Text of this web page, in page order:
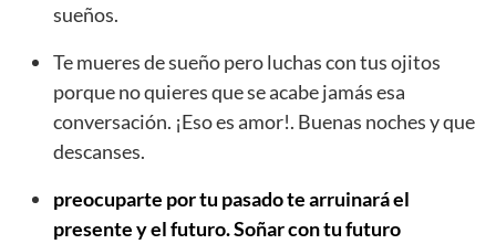
sueños.
Te mueres de sueño pero luchas con tus ojitos
porque no quieres que se acabe jamás esa
conversación. ¡Eso es amor!. Buenas noches y que
descanses.
preocuparte por tu pasado te arruinará el
presente y el futuro. Soñar con tu futuro